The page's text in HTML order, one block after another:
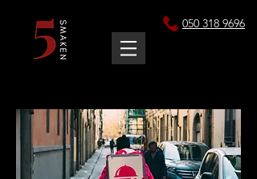
050 318 9696